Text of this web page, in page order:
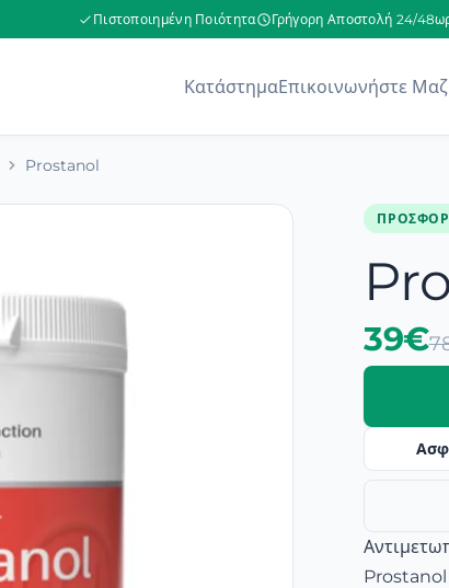
Πιστοποιημένη Ποιότητα Γρήγορη Αποστολή 24/
ΚατάστημαΕπικοινωνήστε
Prostanol
39€
Prostanol